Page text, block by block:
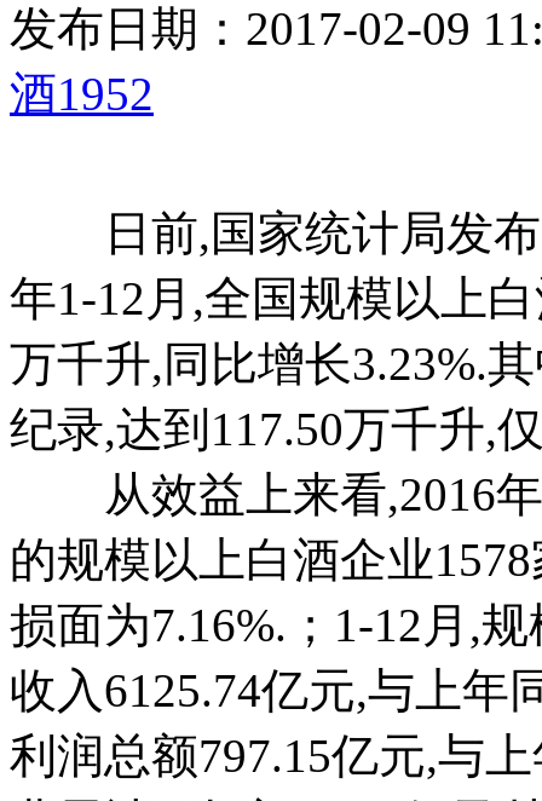
发布日期：2017-02-09
酒1952
日前,国家统计局发布
年1-12月,全国规模以上
万千升,同比增长3.23%.
纪录,达到117.50万千升,
从效益上来看,2016年
的规模以上白酒企业
损面为7.16%.；1-12月,
收入6125.74亿元,与上年
利润总额797.15亿元,与